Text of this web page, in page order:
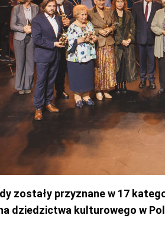
zostały przyznane w 17
dziedzictwa kulturowego w